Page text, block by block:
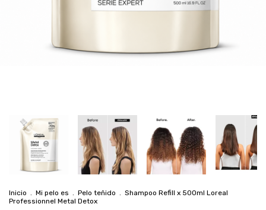
Inicio Mi pelo es Pelo teñido
Shampoo Refill x 500ml Loreal
Professionnel Metal Detox